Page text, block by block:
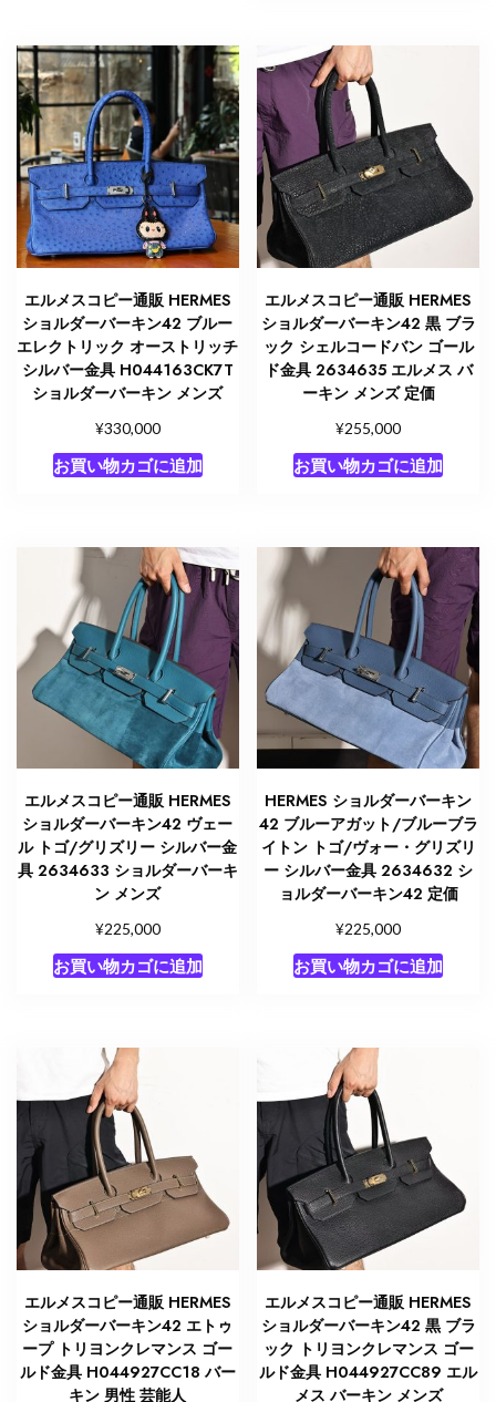
エルメスコピー通販 HERMES
ショルダーバーキン42 ブルー
エレクトリック オーストリッチ
シルバー金具 H044163CK7T
ショルダーバーキン メンズ
¥330,000
お買い物カゴに追加
エルメスコピー通販 HERMES
ショルダーバーキン42 黒 ブラ
ック シェルコードバン ゴール
ド金具 2634635 エルメス バ
ーキン メンズ 定価
¥255,000
お買い物カゴに追加
エルメスコピー通販 HERMES
ショルダーバーキン42 ヴェー
ル トゴ/グリズリー シルバー金
具 2634633 ショルダーバーキ
ン メンズ
¥225,000
お買い物カゴに追加
HERMES ショルダーバーキン
42 ブルーアガット/ブルーブラ
イトン トゴ/ヴォー・グリズリ
ー シルバー金具 2634632 シ
ョルダーバーキン42 定価
¥225,000
お買い物カゴに追加
エルメスコピー通販 HERMES
ショルダーバーキン42 エトゥ
ープ トリヨンクレマンス ゴー
ルド金具 H044927CC18 バー
キン 男性 芸能人
エルメスコピー通販 HERMES
ショルダーバーキン42 黒 ブラ
ック トリヨンクレマンス ゴー
ルド金具 H044927CC89 エル
メス バーキン メンズ